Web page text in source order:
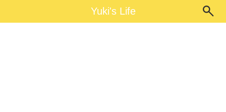
Yuki's LifeYuki's Life